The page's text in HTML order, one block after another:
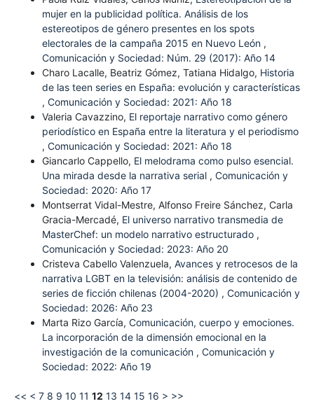
mujer en la publicidad política. Análisis de los
estereotipos de género presentes en los spots
electorales de la campaña 2015 en Nuevo León ,
Comunicación y Sociedad: Núm. 29 (2017): Año 14
Charo Lacalle, Beatriz Gómez, Tatiana Hidalgo, Historia
de las teen series en España: evolución y características
, Comunicación y Sociedad: 2021: Año 18
Valeria Cavazzino, El reportaje narrativo como género
periodístico en España entre la literatura y el periodismo
, Comunicación y Sociedad: 2021: Año 18
Giancarlo Cappello, El melodrama como pulso esencial.
Una mirada desde la narrativa serial , Comunicación y
Sociedad: 2020: Año 17
Montserrat Vidal-Mestre, Alfonso Freire Sánchez, Carla
Gracia-Mercadé, El universo narrativo transmedia de
MasterChef: un modelo narrativo estructurado ,
Comunicación y Sociedad: 2023: Año 20
Cristeva Cabello Valenzuela, Avances y retrocesos de la
narrativa LGBT en la televisión: análisis de contenido de
series de ficción chilenas (2004-2020) , Comunicación y
Sociedad: 2026: Año 23
Marta Rizo García, Comunicación, cuerpo y emociones.
La incorporación de la dimensión emocional en la
investigación de la comunicación , Comunicación y
Sociedad: 2022: Año 19
<< < 7 8 9 10 11 12 13 14 15 16 > >>